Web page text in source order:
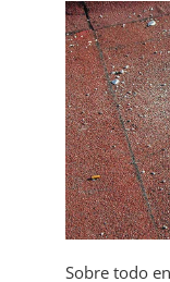
Sobre todo